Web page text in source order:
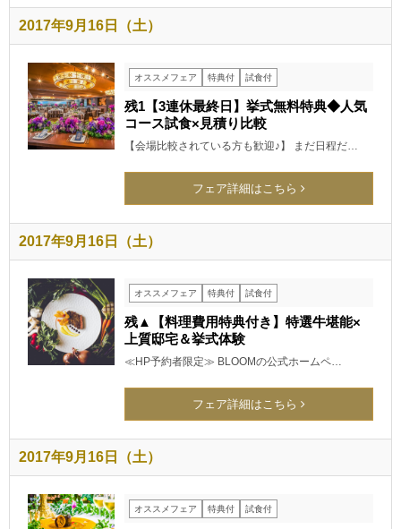
2017年9月16日（土）
オススメフェア 特典付 試食付
残1【3連休最終日】挙式無料特典◆人気
コース試食×見積り比較
【会場比較されている方も歓迎♪】 まだ日程だ…
フェア詳細はこちら
2017年9月16日（土）
オススメフェア 特典付 試食付
残▲【料理費用特典付き】特選牛堪能×
上質邸宅＆挙式体験
≪HP予約者限定≫ BLOOMの公式ホームペ…
フェア詳細はこちら
2017年9月16日（土）
オススメフェア 特典付 試食付